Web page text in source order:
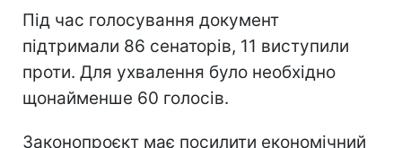
Під час голосування документ
підтримали 86 сенаторів, 11 виступили
проти. Для ухвалення було необхідно
щонайменше 60 голосів.
Законопроєкт має посилити економічний